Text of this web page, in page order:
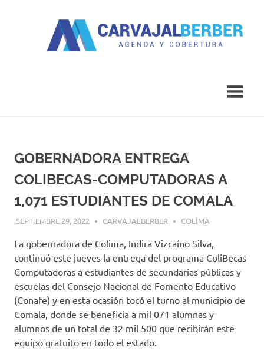
GOBERNADORA ENTREGA
COLIBECAS-COMPUTADORAS A
1,071 ESTUDIANTES DE COMALA
SEPTIEMBRE 29, 2022 CARVAJALBERBER COLIMA
La gobernadora de Colima, Indira Vizcaíno Silva,
continuó este jueves la entrega del programa ColiBecas-
Computadoras a estudiantes de secundarias públicas y
escuelas del Consejo Nacional de Fomento Educativo
(Conafe) y en esta ocasión tocó el turno al municipio de
Comala, donde se beneficia a mil 071 alumnas y
alumnos de un total de 32 mil 500 que recibirán este
equipo gratuito en todo el estado.